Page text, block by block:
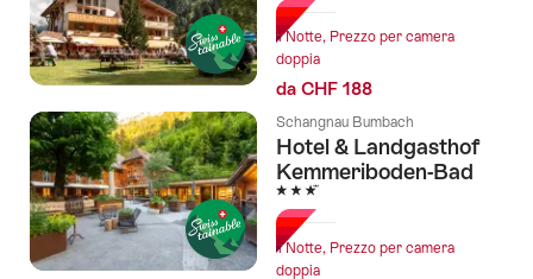
1 Notte, Prezzo per camera
doppia
da CHF 188
Schangnau Bumbach
Hotel & Landgasthof
Kemmeriboden-Bad
3 Stelle
1 Notte, Prezzo per camera
doppia